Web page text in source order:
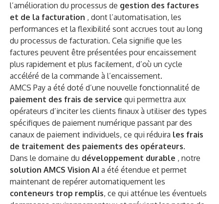
l’amélioration du processus de gestion des factures
et de la facturation , dont l’automatisation, les
performances et la flexibilité sont accrues tout au long
du processus de facturation. Cela signifie que les
factures peuvent être présentées pour encaissement
plus rapidement et plus facilement, d’où un cycle
accéléré de la commande à l’encaissement.
AMCS Pay a été doté d’une nouvelle fonctionnalité de
paiement des frais de service qui permettra aux
opérateurs d’inciter les clients finaux à utiliser des types
spécifiques de paiement numérique passant par des
canaux de paiement individuels, ce qui réduira les frais
de traitement des paiements des opérateurs.
Dans le domaine du développement durable , notre
solution AMCS Vision AI a été étendue et permet
maintenant de repérer automatiquement les
conteneurs trop remplis, ce qui atténue les éventuels